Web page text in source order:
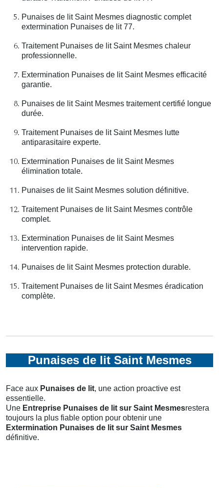
Punaises de lit Saint Mesmes diagnostic complet
extermination Punaises de lit 77.
Traitement Punaises de lit Saint Mesmes chaleur
professionnelle.
Extermination Punaises de lit Saint Mesmes efficacité
garantie.
Punaises de lit Saint Mesmes traitement certifié longue
durée.
Traitement Punaises de lit Saint Mesmes lutte
antiparasitaire experte.
Extermination Punaises de lit Saint Mesmes
élimination totale.
Punaises de lit Saint Mesmes solution définitive.
Traitement Punaises de lit Saint Mesmes contrôle
complet.
Extermination Punaises de lit Saint Mesmes
intervention rapide.
Punaises de lit Saint Mesmes protection durable.
Traitement Punaises de lit Saint Mesmes éradication
complète.
Punaises de lit Saint Mesmes
Face aux Punaises de lit, une action proactive est
essentielle.
Une Entreprise Punaises de lit sur Saint Mesmesrestera
toujours la plus fiable option pour obtenir une
Extermination Punaises de lit sur Saint Mesmes
définitive.